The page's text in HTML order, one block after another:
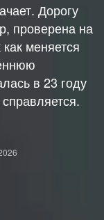
Дорогу
проверена на
меняется
в 23 году